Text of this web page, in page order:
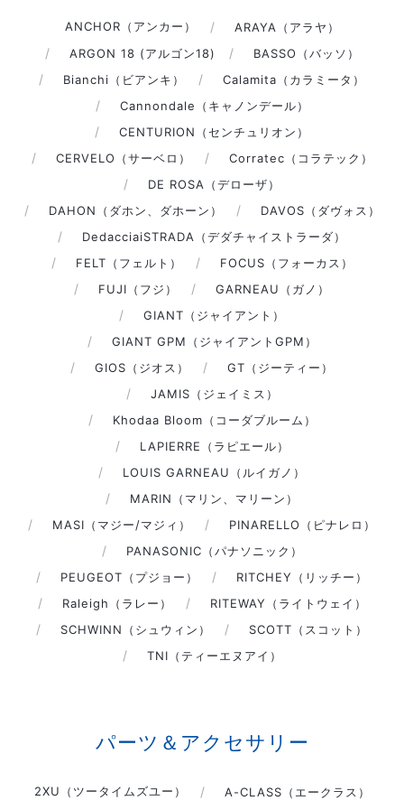
ANCHOR（アンカー）
ARAYA（アラヤ）
ARGON 18 (アルゴン18)
BASSO（バッソ）
Bianchi（ビアンキ）
Calamita（カラミータ）
Cannondale（キャノンデール）
CENTURION（センチュリオン）
CERVELO（サーベロ）
Corratec（コラテック）
DE ROSA（デローザ）
DAHON（ダホン、ダホーン）
DAVOS（ダヴォス）
DedacciaiSTRADA（デダチャイストラーダ）
FELT（フェルト）
FOCUS（フォーカス）
FUJI（フジ）
GARNEAU（ガノ）
GIANT（ジャイアント）
GIANT GPM（ジャイアントGPM）
GIOS（ジオス）
GT（ジーティー）
JAMIS（ジェイミス）
Khodaa Bloom（コーダブルーム）
LAPIERRE（ラピエール）
LOUIS GARNEAU（ルイガノ）
MARIN（マリン、マリーン）
MASI（マジー/マジィ）
PINARELLO（ピナレロ）
PANASONIC（パナソニック）
PEUGEOT（プジョー）
RITCHEY（リッチー）
Raleigh（ラレー）
RITEWAY（ライトウェイ）
SCHWINN（シュウィン）
SCOTT（スコット）
TNI（ティーエヌアイ）
パーツ＆アクセサリー
2XU（ツータイムズユー）
A-CLASS（エークラス）